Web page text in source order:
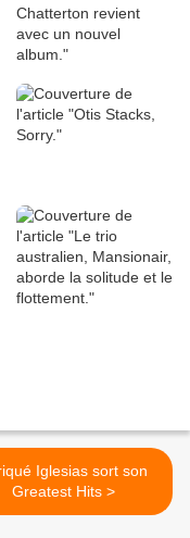
Iglesias sort son
Greatest Hits >